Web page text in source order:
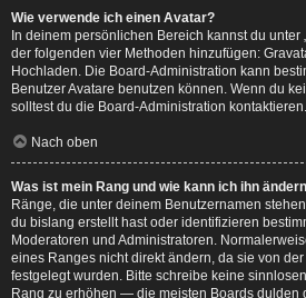
Wie verwende ich einen Avatar?
In deinem persönlichen Bereich kannst du unter
der folgenden vier Methoden hinzufügen:
Hochladen. Die Board-Administration kann
Benutzer Avatare benutzen können. Wenn du
solltest du die Board-Administration kontaktieren.
Nach oben
Was ist mein Rang und wie kann ich ihn
Ränge, die unter deinem Benutzernamen
du bislang erstellt hast oder identifizieren
Moderatoren und Administratoren.
eines Ranges nicht direkt ändern, da sie von
festgelegt wurden. Bitte schreibe keine
Rang zu erhöhen — die meisten Boards dulden